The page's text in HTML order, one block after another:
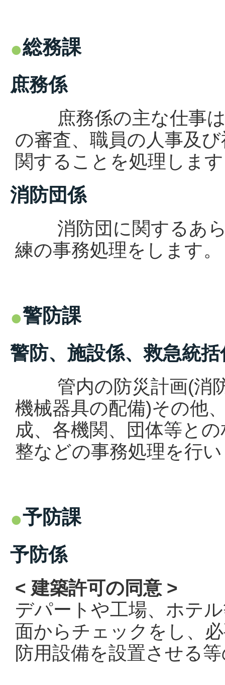
総務課
庶務係
庶務係の主な仕事は
の審査、職員の人事及
関することを処理しま
消防団係
消防団に関するあら
練の事務処理をします。
警防課
警防、施設係、救急統括
管内の防災計画(消防
機械器具の配備)その他
成、各機関、団体等と
整などの事務処理を行
予防課
予防係
< 建築許可の同意 >
デパートや工場、ホテ
面からチェックをし、
防用設備を設置させる